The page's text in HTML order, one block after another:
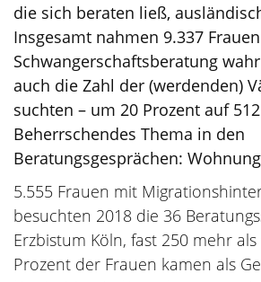
die sich beraten ließ,
Insgesamt nahmen 9.337
Schwangerschaftsberatung
auch die Zahl der (werdenden)
suchten – um 20 Prozent auf
Beherrschendes Thema in den
Beratungsgesprächen:
5.555 Frauen mit
besuchten 2018 die 36
Erzbistum Köln, fast 250 mehr
Prozent der Frauen kamen als